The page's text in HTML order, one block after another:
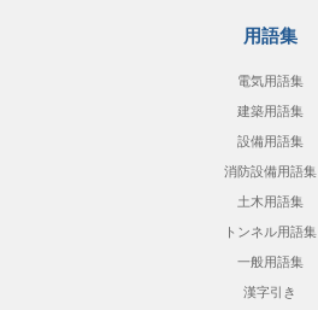
用語集
電気用語集
建築用語集
設備用語集
消防設備用語集
土木用語集
トンネル用語集
一般用語集
漢字引き